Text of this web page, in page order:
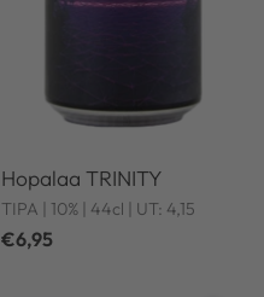
Hopalaa TRINITY
TIPA | 10% | 44cl | UT: 4,15
€6,95